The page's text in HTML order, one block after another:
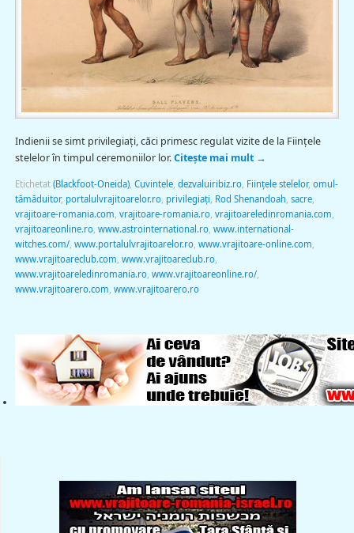
Indienii se simt privilegiaţi, căci primesc regulat vizite de la Fiinţele
stelelor în timpul ceremoniilor lor.Citește mai mult →
Etichetat (Blackfoot-Oneida), Cuvintele, dezvaluiribiz.ro, Fiinţele stelelor, omul-
tămăduitor, portalulvrajitoarelor.ro, privilegiaţi Rod Shenandoah sacre,
vrajitoare-romania.com vrajitoare-romania.ro, vrajitoareledinromania.com
vrajitoareonline.ro, www.astrointernational.ro, www.international-
witches.com/, www.portalulvrajitoarelor.ro, www.vrajitoare-online.com
www.vrajitoareclub.com www.vrajitoareclub.ro,
www.vrajitoareledinromania.ro, www.vrajitoareonline.ro/,
www.vrajitoarero.com www.vrajitoarero.ro